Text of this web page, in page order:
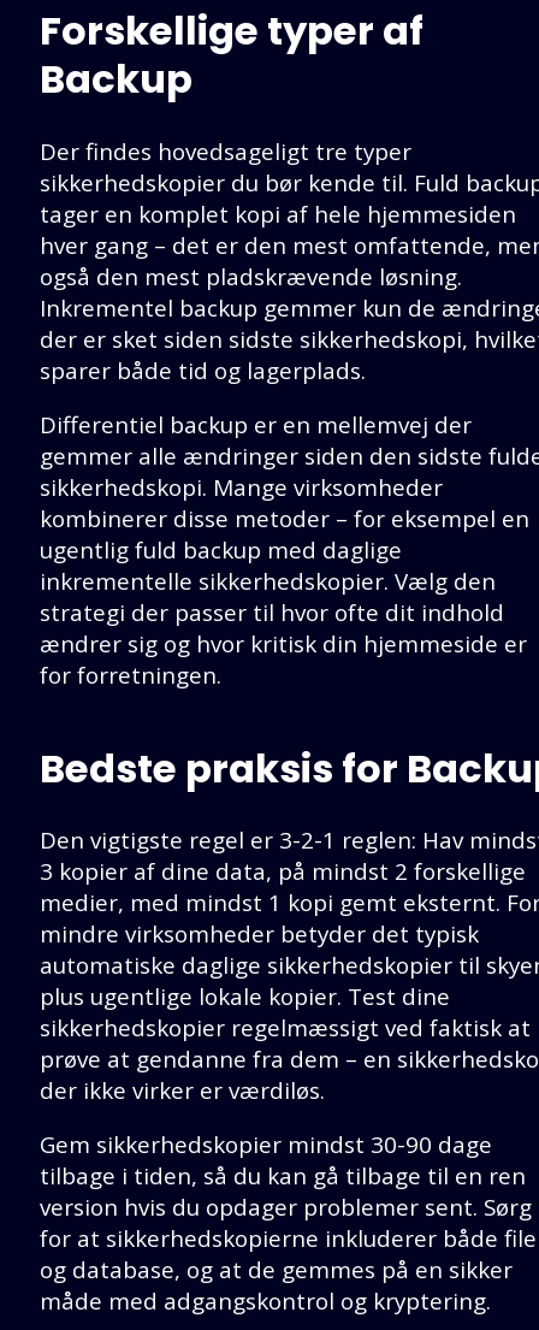
Forskellige typer af
Backup
Der findes hovedsageligt tre typer
sikkerhedskopier du bør kende til. Fuld
tager en komplet kopi af hele hjemmesiden
hver gang – det er den mest omfattende,
også den mest pladskrævende løsning.
Inkrementel backup gemmer kun de
der er sket siden sidste sikkerhedskopi,
sparer både tid og lagerplads.
Differentiel backup er en mellemvej der
gemmer alle ændringer siden den sidste
sikkerhedskopi. Mange virksomheder
kombinerer disse metoder – for eksempel en
ugentlig fuld backup med daglige
inkrementelle sikkerhedskopier. Vælg den
strategi der passer til hvor ofte dit indhold
ændrer sig og hvor kritisk din hjemmeside er
for forretningen.
Bedste praksis for
Den vigtigste regel er 3-2-1 reglen: Hav
3 kopier af dine data, på mindst 2 forskellige
medier, med mindst 1 kopi gemt eksternt.
mindre virksomheder betyder det typisk
automatiske daglige sikkerhedskopier til
plus ugentlige lokale kopier. Test dine
sikkerhedskopier regelmæssigt ved faktisk at
prøve at gendanne fra dem – en
der ikke virker er værdiløs.
Gem sikkerhedskopier mindst 30-90 dage
tilbage i tiden, så du kan gå tilbage til en ren
version hvis du opdager problemer sent. Sørg
for at sikkerhedskopierne inkluderer både
og database, og at de gemmes på en sikker
måde med adgangskontrol og kryptering.